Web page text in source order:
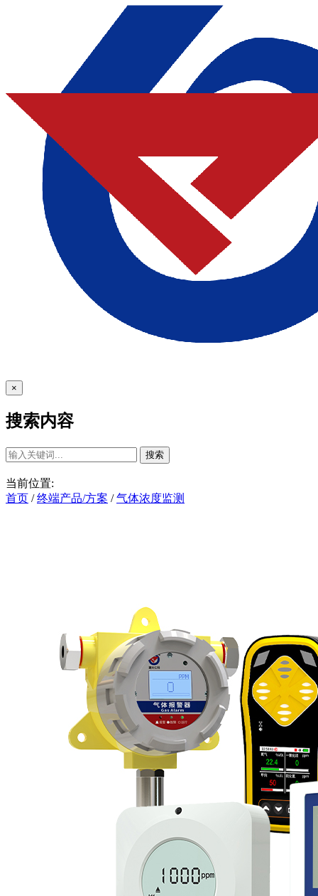
×
搜索内容
搜索
当前位置:
首页 /终端产品/方案 /气体浓度监测